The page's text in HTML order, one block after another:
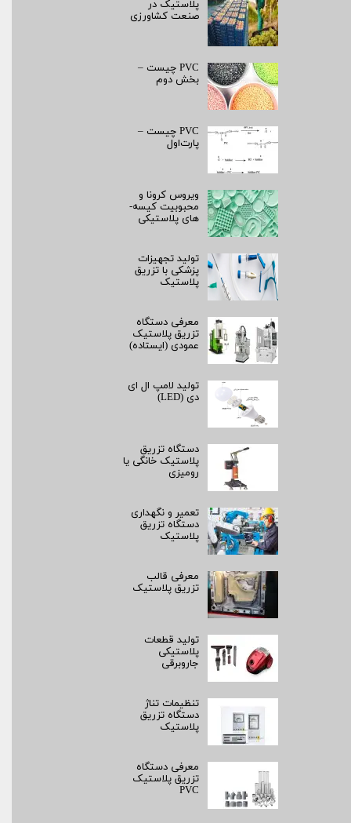
پلاستیک در
صنعت کشاورزی
PVC چیست –
بخش دوم
PVC چیست –
پارت‌اول
ویروس کرونا و
محبوبیت کیسه­
های پلاستیکی
تولید تجهیزات
پزشکی با تزریق
پلاستیک
معرفی دستگاه
تزریق پلاستیک
عمودی (ایستاده)
تولید لامپ ال ای
دی (LED)
دستگاه تزریق
پلاستیک خانگی یا
رومیزی
تعمیر و نگهداری
دستگاه تزریق
پلاستیک
معرفی قالب
تزریق پلاستیک
تولید قطعات
پلاستیکی
جاروبرقی
تنظیمات تناژ
دستگاه تزریق
پلاستیک
معرفی دستگاه
تزریق پلاستیک
PVC